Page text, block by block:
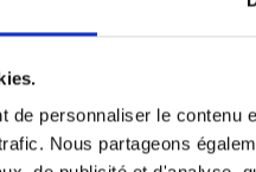
de personnaliser le
Nous partageons Clo